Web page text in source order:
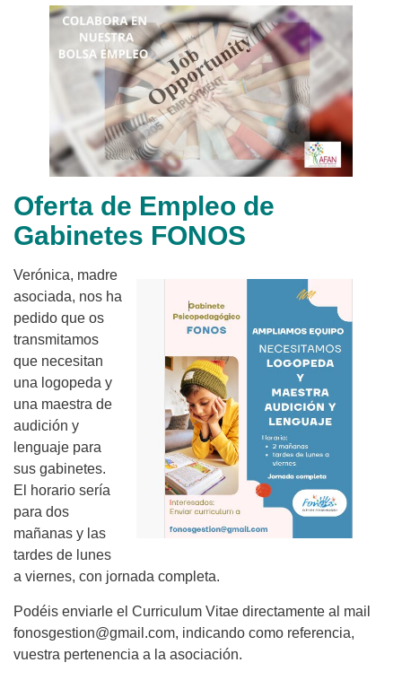
Oferta de Empleo de
Gabinetes FONOS
Verónica, madre
asociada, nos ha
pedido que os
transmitamos
que necesitan
una logopeda y
una maestra de
audición y
lenguaje para
sus gabinetes.
El horario sería
para dos
mañanas y las
tardes de lunes
a viernes, con jornada completa.
Podéis enviarle el Curriculum Vitae directamente al mail
fonosgestion@gmail.com, indicando como referencia,
vuestra pertenencia a la asociación.